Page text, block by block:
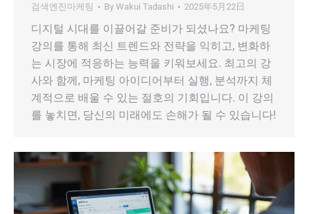
검색엔진마케팅 By Wakui Tadashi 2025年5月22日
디지털 시대를 이끌어갈 준비가 되셨나요? 마케팅
강의를 통해 최신 트렌드와 전략을 익히고, 변화하
는 시장에 적응하는 능력을 키워보세요. 최고의 강
사와 함께, 마케팅 아이디어부터 실행, 분석까지 체
계적으로 배울 수 있는 절호의 기회입니다. 이 강의
를 놓치면, 당신의 미래에도 손해가 될 수 있습니다!